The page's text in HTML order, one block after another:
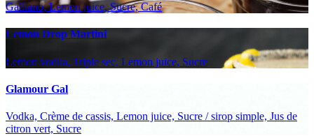
Galliano, Lemon juice, Sucre, Café
Lemon Drop Martini
Lemon vodka, Triple sec, Lemon juice, Sucre
Glamour Gal
Vodka, Crème de cassis, Lemon juice, Sucre / sirop simple, Jus de
citron vert, Sucre